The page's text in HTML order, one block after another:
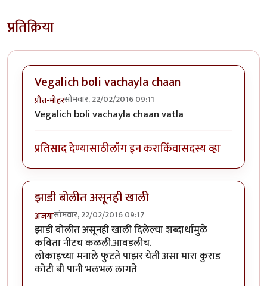
प्रतिक्रिया
Vegalich boli vachayla chaan
प्रीत-मोहरसोमवार, 22/02/2016 09:11
Vegalich boli vachayla chaan vatla
प्रतिसाद देण्यासाठीलॉग इन कराकिंवासदस्य व्हा
झाडी बोलीत असूनही खाली
अजयासोमवार, 22/02/2016 09:17
झाडी बोलीत असूनही खाली दिलेल्या शब्दार्थांमुळे
कविता नीटच कळली.आवडलीच.
लोकाइच्या मनाले फुटते पाझर येती असा मारा कुराड
कोटी बी पानी भलभल लागते